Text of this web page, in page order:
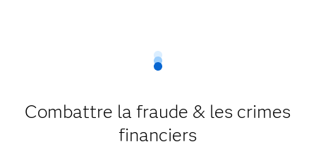
Combattre la fraude & les crimes
financiers